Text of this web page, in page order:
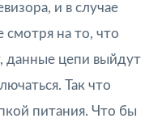
и в случае
смотря на то, что
данные цепи выйдут
Так что
питания. Что бы